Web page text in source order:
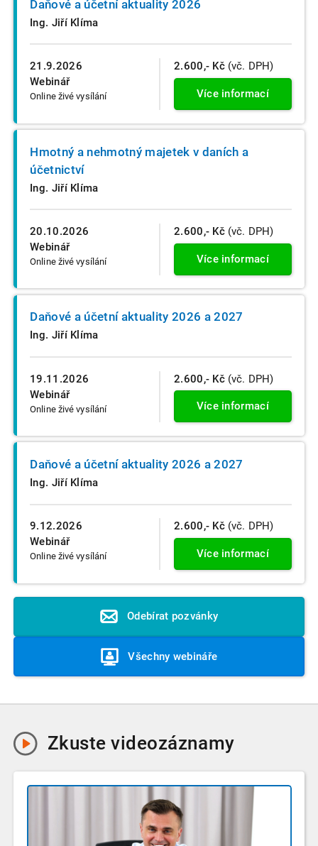
21.9.2026
Webinář
Online živé vysílání
Daňové a účetní aktuality 2026
Ing. Jiří Klíma
2.600,- Kč (vč. DPH)
Více informací
20.10.2026
Webinář
Online živé vysílání
Hmotný a nehmotný majetek v daních a
účetnictví
Ing. Jiří Klíma
2.600,- Kč (vč. DPH)
Více informací
19.11.2026
Webinář
Online živé vysílání
Daňové a účetní aktuality 2026 a 2027
Ing. Jiří Klíma
2.600,- Kč (vč. DPH)
Více informací
9.12.2026
Webinář
Online živé vysílání
Daňové a účetní aktuality 2026 a 2027
Ing. Jiří Klíma
2.600,- Kč (vč. DPH)
Více informací
Odebírat pozvánky
Všechny webináře
Zkustevideozáznamy